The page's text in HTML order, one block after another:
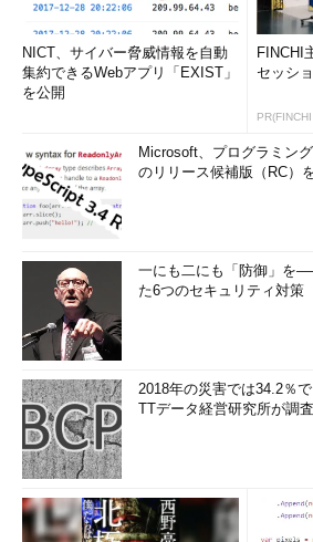
NICT、サイバー脅威情報を自動
集約できるWebアプリ「EXIST」
を公開
FINCHI
セッシ
Microsoft、プログラミン
のリリース候補版（RC）
一にも二にも「防御」を
た6つのセキュリティ対策
2018年の災害では34.2％
TTデータ経営研究所が調査